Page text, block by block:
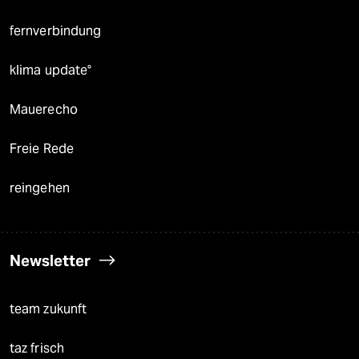
fernverbindung
klima update°
Mauerecho
Freie Rede
reingehen
Newsletter
team zukunft
taz frisch